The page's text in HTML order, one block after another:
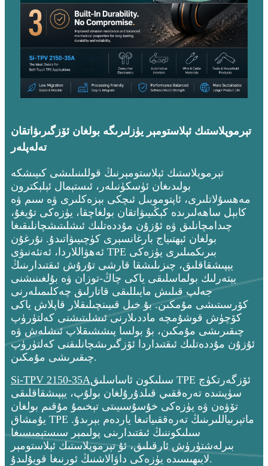
تېرموپلاستىك ئېلاستومېر يۈزلىرىگە بولغان ئۆزگىرىۋاتقان
تەلەپلەر
تېرموپلاستىك ئېلاستومېرنىڭ قوللىنىلىشى كىيىشكە
بولىدىغان ئۈسكۈنىلەر، ئىستېمال ئېلېكترون
مەھسۇلاتلىرى، ئاپتوموبىل ئىچكى بېزەكلىرى ۋە سىم ۋە
كابېل ساھەلىرىدە كېڭىيىۋاتقان بولغاچقا، يۈزەكى تۇيغۇ،
چىدامچانلىق ۋە ئۇزۇن مۇددەتلىك ئىشلىتىشچانلىقىغا
بولغان ئېھتىياج بارغانسېرى كۈچىيىۋاتىدۇ. نۇرغۇن
ئەھۋاللاردا، ئەنئەنىۋى TPE بىرىكمىلىرى يۈزەكى
يېپىشقاقلىق، چىزىلىشقا قارشى تۇرۇش ئىقتىدارىنىڭ
يېتەرلىك بولماسلىقى ياكى چاڭ-توزان ۋە بۇلغىنىشنى
جەلپ قىلىش مايىللىقى قاتارلىق چەكلىمىلەرنى
كۆرسىتىشى مۇمكىن. بۇ خىل قىيىنچىلىقلار قاپلاش ياكى
كۆچۈش قوشۇمچە ماددىلارنى ئىشلىتىشنى كەلتۈرۈپ
چىقىرىشى مۇمكىن، بۇ بولسا پىششىقلاپ ئىشلەش ۋە
ئۇزۇن مۇددەتلىك ئىقتىداردا ئۆزگىرىشچانلىقنى كەلتۈرۈپ
چىقىرىشى مۇمكىن.
Si-TPV 2150-35Aسىلىكون ئاساسلىق TPE ئۆزگەرتكۈچ
سۈپىتىدە تەرەققىي قىلدۇرۇلغان بولۇپ، يېپىشقاقلىقى
تۆۋەن ۋە يۈزەكى خۇسۇسىيىتى تېخىمۇ مۇقىم بولغان
يۇمشاق TPE ماتېرىياللىرىنىڭ تەرەققىياتىغا ياردەم بېرىدۇ.
سىلىكوننىڭ ئىقتىدارىنى پولىمېر سىستېمىسىغا
بىرلەشتۈرۈش ئارقىلىق، ئۇ تېرموپلاستىك ئېلاستومېر
لايىھىسىدە يۈزەكى داۋالاشنىڭ ئورنىغا قويۇلىدۇ.